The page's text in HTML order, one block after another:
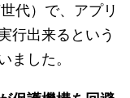
代）で、アプリ
行出来るという
ました。